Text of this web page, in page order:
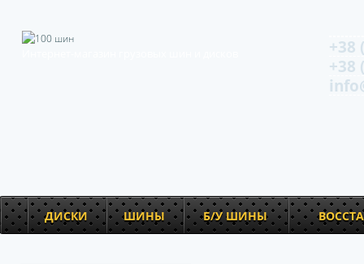
+38
+38
ДИСКИ ШИНЫ Б/У ШИНЫ